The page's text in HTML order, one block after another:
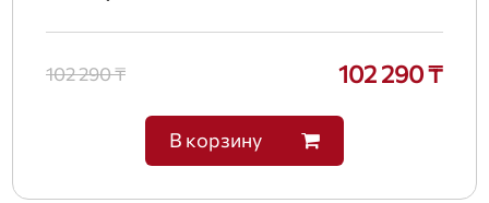
102 290 ₸ 102 290 ₸
В корзину